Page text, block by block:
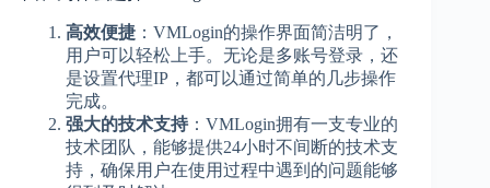
高效便捷 ：VMLogin的操作界面简洁明了，
用户可以轻松上手。无论是多账号登录，还
是设置代理IP，都可以通过简单的几步操作
完成。
强大的技术支持：VMLogin拥有一支专业的
技术团队，能够提供24小时不间断的技术支
持，确保用户在使用过程中遇到的问题能够